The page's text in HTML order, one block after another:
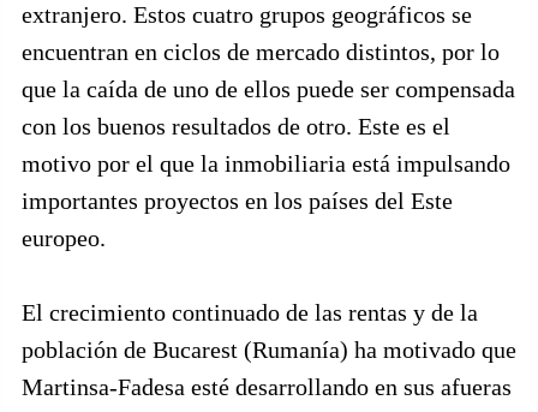
extranjero. Estos cuatro grupos geográficos se
encuentran en ciclos de mercado distintos, por lo
que la caída de uno de ellos puede ser compensada
con los buenos resultados de otro. Este es el
motivo por el que la inmobiliaria está impulsando
importantes proyectos en los países del Este
europeo.
El crecimiento continuado de las rentas y de la
población de Bucarest (Rumanía) ha motivado que
Martinsa-Fadesa esté desarrollando en sus afueras